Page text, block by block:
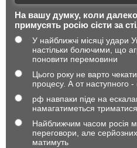
На вашу думку, коли
примусять росію сісти за
У найближчі місяці удари
настільки болючими, що
поновити перемовини
Цього року не варто
процесу. А от наступного
рф навпаки піде на
намагатиметься
Найближчим часом росія
переговори, але
матимуть